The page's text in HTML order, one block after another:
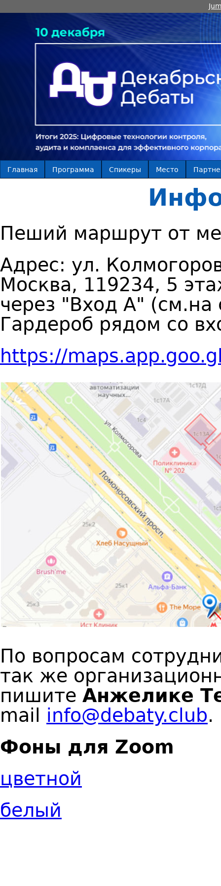
Главная Программа Спикеры Место
Пеший маршрут от
Адрес: ул.
Москва, 119234, 5
через "Вход А"
Гардероб рядом со
https://
По вопросам
так же
пишите Анжелике
mail info@debaty.club.
Фоны для Zoom
цветной
белый